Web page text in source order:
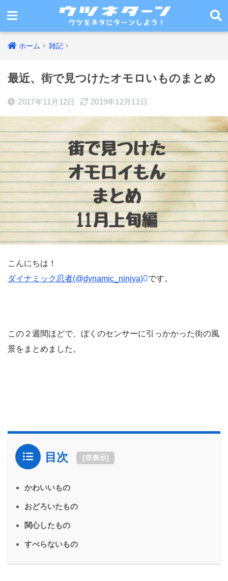
ホーム 雑記
最近、街で見つけたオモロいものまとめ
2017年11月12日 2019年12月11日
こんにちは！
ダイナミック忍者(@dynamic_ninjya)
です。
この２週間ほどで、ぼくのセンサーに引っかかった街の風
景をまとめました。
目次 [非表示]
かわいいもの
おどろいたもの
関心したもの
すべらないもの